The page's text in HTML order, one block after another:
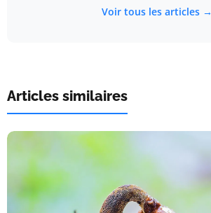
Voir tous les articles →
Articles similaires